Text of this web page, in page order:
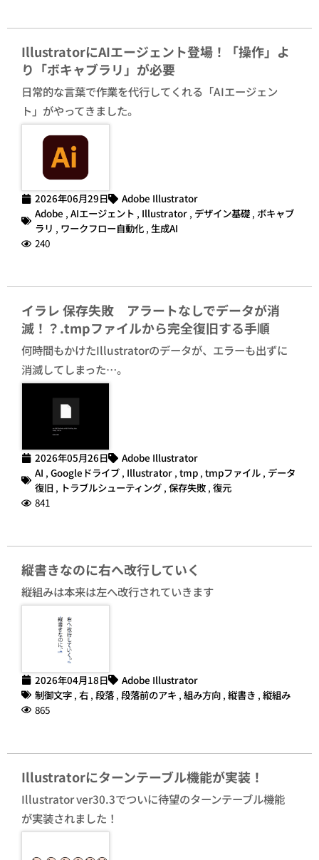
IllustratorにAIエージェント登場！「操作」よ
り「ボキャブラリ」が必要
日常的な言葉で作業を代行してくれる「AIエージェン
ト」がやってきました。
2026年06月29日
Adobe Illustrator
Adobe , AIエージェント , Illustrator , デザイン基礎 , ボキャブ
ラリ , ワークフロー自動化 , 生成AI
240
イラレ 保存失敗 アラートなしでデータが消
滅！？.tmpファイルから完全復旧する手順
何時間もかけたIllustratorのデータが、エラーも出ずに
消滅してしまった…。
2026年05月26日
Adobe Illustrator
AI , Googleドライブ , Illustrator , tmp , tmpファイル , データ
復旧 , トラブルシューティング , 保存失敗 , 復元
841
縦書きなのに右へ改行していく
縦組みは本来は左へ改行されていきます
2026年04月18日
Adobe Illustrator
制御文字 , 右 , 段落 , 段落前のアキ , 組み方向 , 縦書き , 縦組み
865
Illustratorにターンテーブル機能が実装！
Illustrator ver30.3でついに待望のターンテーブル機能
が実装されました！